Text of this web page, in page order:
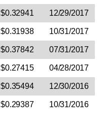
$0.32941 12/29/2017
$0.31938 10/31/2017
$0.37842 07/31/2017
$0.27415 04/28/2017
$0.35494 12/30/2016
$0.29387 10/31/2016